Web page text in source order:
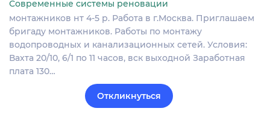
Современные системы реновации
монтажников нт 4-5 р. Работа в г.Москва. Приглашаем
бригаду монтажников. Работы по монтажу
водопроводных и канализационных сетей. Условия:
Вахта 20/10, 6/1 по 11 часов, вск выходной Заработная
плата 130…
Откликнуться